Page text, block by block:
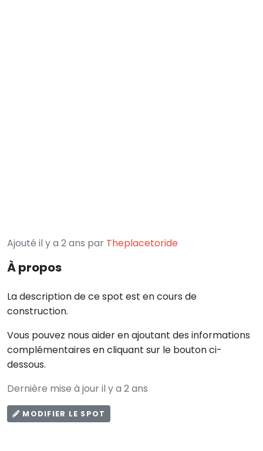
Ajouté il y a 2 ans par Theplacetoride
À propos
La description de ce spot est en cours de
construction.
Vous pouvez nous aider en ajoutant des informations
complémentaires en cliquant sur le bouton ci-
dessous.
Dernière mise à jour il y a 2 ans
MODIFIER LE SPOT